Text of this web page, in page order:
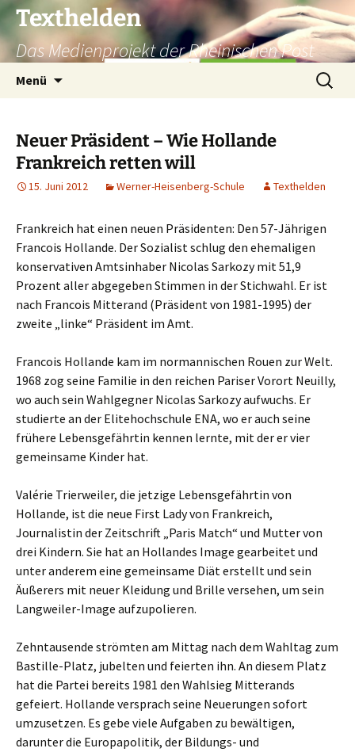
Texthelden
Das Medienprojekt der Rheinischen Post
Menü
Suchen
nach:
Neuer Präsident – Wie Hollande
Frankreich retten will
15. Juni 2012 Werner-Heisenberg-Schule Texthelden
Frankreich hat einen neuen Präsidenten: Den 57-Jährigen
Francois Hollande. Der Sozialist schlug den ehemaligen
konservativen Amtsinhaber Nicolas Sarkozy mit 51,9
Prozent aller abgegeben Stimmen in der Stichwahl. Er ist
nach Francois Mitterand (Präsident von 1981-1995) der
zweite „linke“ Präsident im Amt.
Francois Hollande kam im normannischen Rouen zur Welt.
1968 zog seine Familie in den reichen Pariser Vorort Neuilly,
wo auch sein Wahlgegner Nicolas Sarkozy aufwuchs. Er
studierte an der Elitehochschule ENA, wo er auch seine
frühere Lebensgefährtin kennen lernte, mit der er vier
gemeinsame Kinder hat.
Valérie Trierweiler, die jetzige Lebensgefährtin von
Hollande, ist die neue First Lady von Frankreich,
Journalistin der Zeitschrift „Paris Match“ und Mutter von
drei Kindern. Sie hat an Hollandes Image gearbeitet und
unter anderem eine gemeinsame Diät erstellt und sein
Äußerers mit neuer Kleidung und Brille versehen, um sein
Langweiler-Image aufzupolieren.
Zehntausende strömten am Mittag nach dem Wahltag zum
Bastille-Platz, jubelten und feierten ihn. An diesem Platz
hat die Partei bereits 1981 den Wahlsieg Mitterands
gefeiert. Hollande versprach seine Neuerungen sofort
umzusetzen. Es gebe viele Aufgaben zu bewältigen,
darunter die Europapolitik, der Bildungs- und